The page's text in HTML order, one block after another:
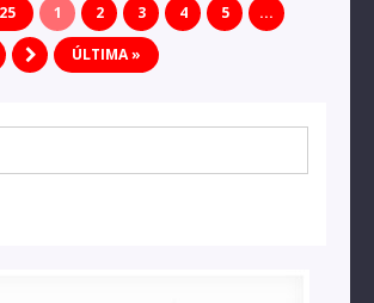
1 2 3 4 5 ...
ÚLTIMA »